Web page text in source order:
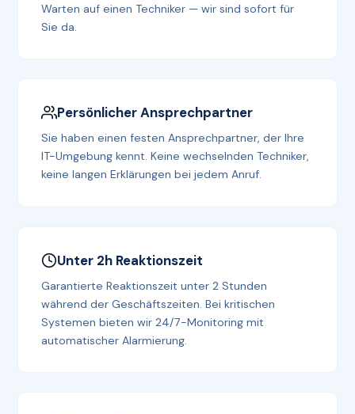
Warten auf einen Techniker — wir sind sofort für
Sie da.
Persönlicher Ansprechpartner
Sie haben einen festen Ansprechpartner, der Ihre
IT-Umgebung kennt. Keine wechselnden Techniker,
keine langen Erklärungen bei jedem Anruf.
Unter 2h Reaktionszeit
Garantierte Reaktionszeit unter 2 Stunden
während der Geschäftszeiten. Bei kritischen
Systemen bieten wir 24/7-Monitoring mit
automatischer Alarmierung.